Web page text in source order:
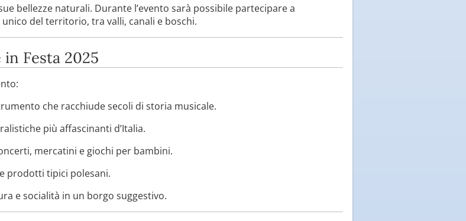
bellezze naturali. Durante l’evento sarà possibile partecipare a
del territorio, tra valli, canali e boschi.
Festa 2025
che racchiude secoli di storia musicale.
più affascinanti d’Italia.
mercatini e giochi per bambini.
prodotti tipici polesani.
e socialità in un borgo suggestivo.